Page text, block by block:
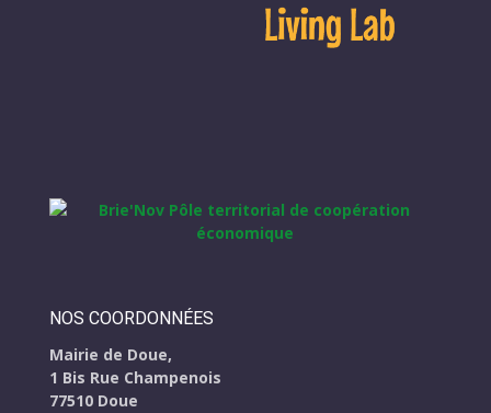
NOS COORDONNÉES
Mairie de Doue,
1 Bis Rue Champenois
77510 Doue